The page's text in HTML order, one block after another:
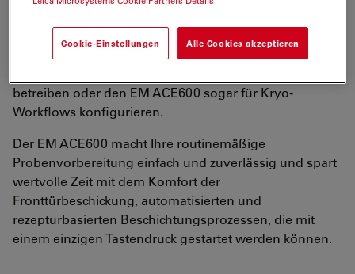
Ihres Labors, indem Sie bis zu zwei verschiedene
betreiben oder den EM ACE600 sogar für Kryo-
Workflows konfigurieren.
Der EM ACE600 macht Ihre routinemäßige
Probenvorbereitung einfach und zuverlässig und spart
wertvolle Zeit mit dem Komfort der
Fronttürbeschickung, automatisierten und
rezepturbasierten Beschichtungsprozessen, die mit
einem einzigen Tastendruck gestartet werden können.
Cookie-Einstellungen Alle Cookies akzeptieren